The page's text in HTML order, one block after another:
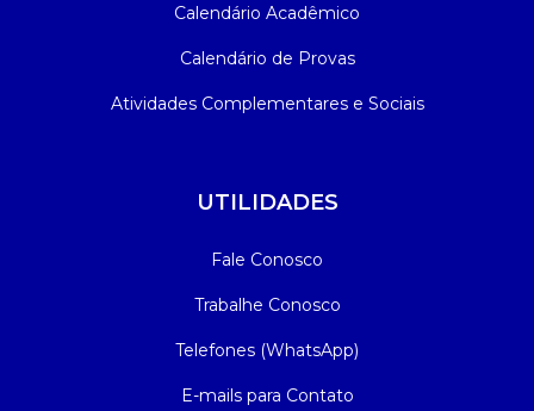
Calendário Acadêmico
Calendário de Provas
Atividades Complementares e Sociais
UTILIDADES
Fale Conosco
Trabalhe Conosco
Telefones (WhatsApp)
E-mails para Contato